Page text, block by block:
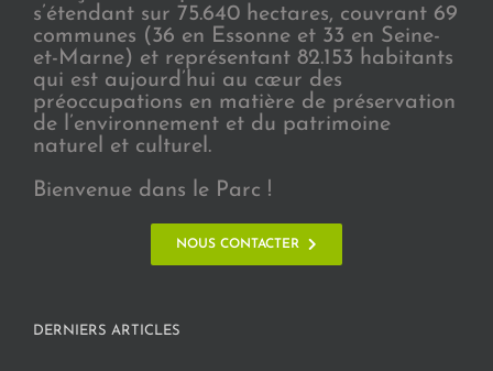
s’étendant sur 75.640 hectares, couvrant 69
communes (36 en Essonne et 33 en Seine-
et-Marne) et représentant 82.153 habitants
qui est aujourd’hui au cœur des
préoccupations en matière de préservation
de l’environnement et du patrimoine
naturel et culturel.
Bienvenue dans le Parc !
NOUS CONTACTER
DERNIERS ARTICLES